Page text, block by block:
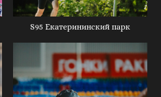
S95 Екатерининский парк